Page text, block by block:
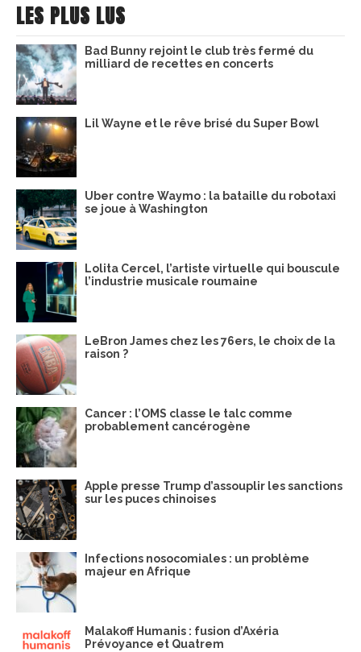
LES PLUS LUS
Bad Bunny rejoint le club très fermé du
milliard de recettes en concerts
Lil Wayne et le rêve brisé du Super Bowl
Uber contre Waymo : la bataille du robotaxi
se joue à Washington
Lolita Cercel, l’artiste virtuelle qui bouscule
l’industrie musicale roumaine
LeBron James chez les 76ers, le choix de la
raison ?
Cancer : l’OMS classe le talc comme
probablement cancérogène
Apple presse Trump d’assouplir les sanctions
sur les puces chinoises
Infections nosocomiales : un problème
majeur en Afrique
Malakoff Humanis : fusion d’Axéria
Prévoyance et Quatrem